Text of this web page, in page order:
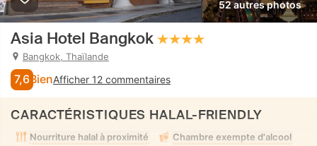
52 autres photos
Asia Hotel Bangkok
Bangkok, Thaïlande
7,6 BienAfficher 12 commentaires
CARACTÉRISTIQUES HALAL-FRIENDLY
Nourriture halal à proximité
Chambre exempte d'alcool